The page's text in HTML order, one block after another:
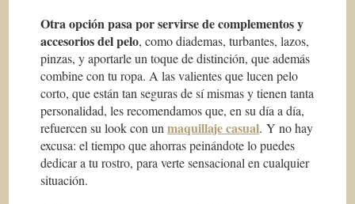
Otra opción pasa por servirse de complementos y
accesorios del pelo, como diademas, turbantes, lazos,
pinzas, y aportarle un toque de distinción, que además
combine con tu ropa. A las valientes que lucen pelo
corto, que están tan seguras de sí mismas y tienen tanta
personalidad, les recomendamos que, en su día a día,
refuercen su look con unmaquillaje casual. Y no hay
excusa: el tiempo que ahorras peinándote lo puedes
dedicar a tu rostro, para verte sensacional en cualquier
situación.